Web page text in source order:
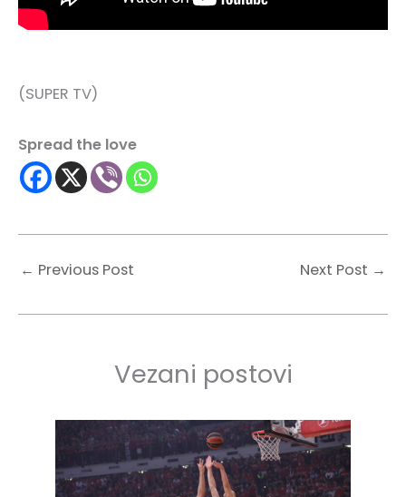
(SUPER TV)
Spread the love
← Previous Post Next Post →
Vezani postovi